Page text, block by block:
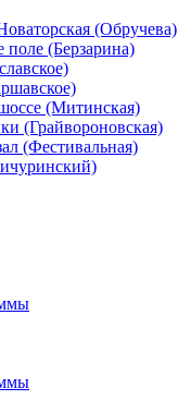
(Обручева)
поле (Берзарина)
(Митинская)
(Грайвороновская)
(Фестивальная)